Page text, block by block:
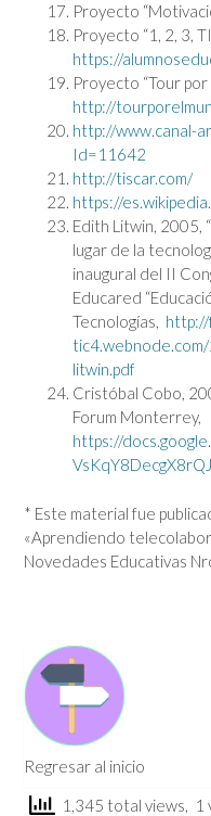
Proyecto
Proyecto “1, 2, 3,
https://
Proyecto “Tour por
http://
http://www.canal-
Id=11642
http://tiscar.com/
https://
Edith Litwin, 2005,
lugar de la
inaugural del II
Educared
Tecnologías, http://
litwin.pdf
Cristóbal Cobo,
Forum Monterrey,
https://
* Este material fue
«Aprendiendo
Novedades Educativas
Regresar al inicio
1,345 total views, 1